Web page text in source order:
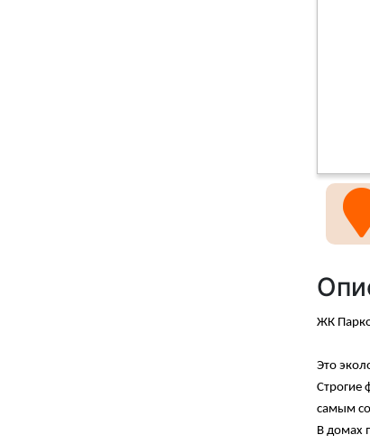
ЖК
Это
Строгие
самым
В домах